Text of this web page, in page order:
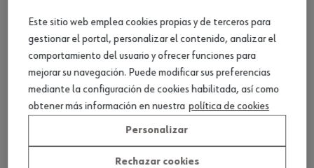
Limpiador de desagües
2 productos
Este sitio web emplea cookies propias y de terceros para
gestionar el portal, personalizar el contenido, analizar el
comportamiento del usuario y ofrecer funciones para
mejorar su navegación. Puede modificar sus preferencias
mediante la configuración de cookies habilitada, así como
obtener más información en nuestra política de cookies
Personalizar
Rechazar cookies